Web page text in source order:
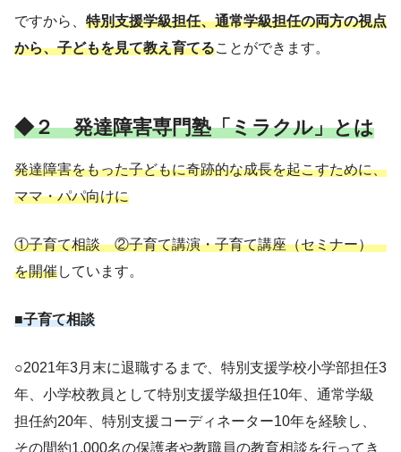
ですから、 特別支援学級担任、通常学級担任の両方の視点
から、子どもを見て教え育てることができます。
◆２ 発達障害専門塾「ミラクル」とは
発達障害をもった子どもに奇跡的な成長を起こすために、
ママ・パパ向けに
①子育て相談 ②子育て講演・子育て講座（セミナー）
を開催しています。
■子育て相談
○2021年3月末に退職するまで、特別支援学校小学部担任3
年、小学校教員として特別支援学級担任10年、通常学級
担任約20年、特別支援コーディネーター10年を経験し、
その間約1,000名の保護者や教職員の教育相談を行ってき